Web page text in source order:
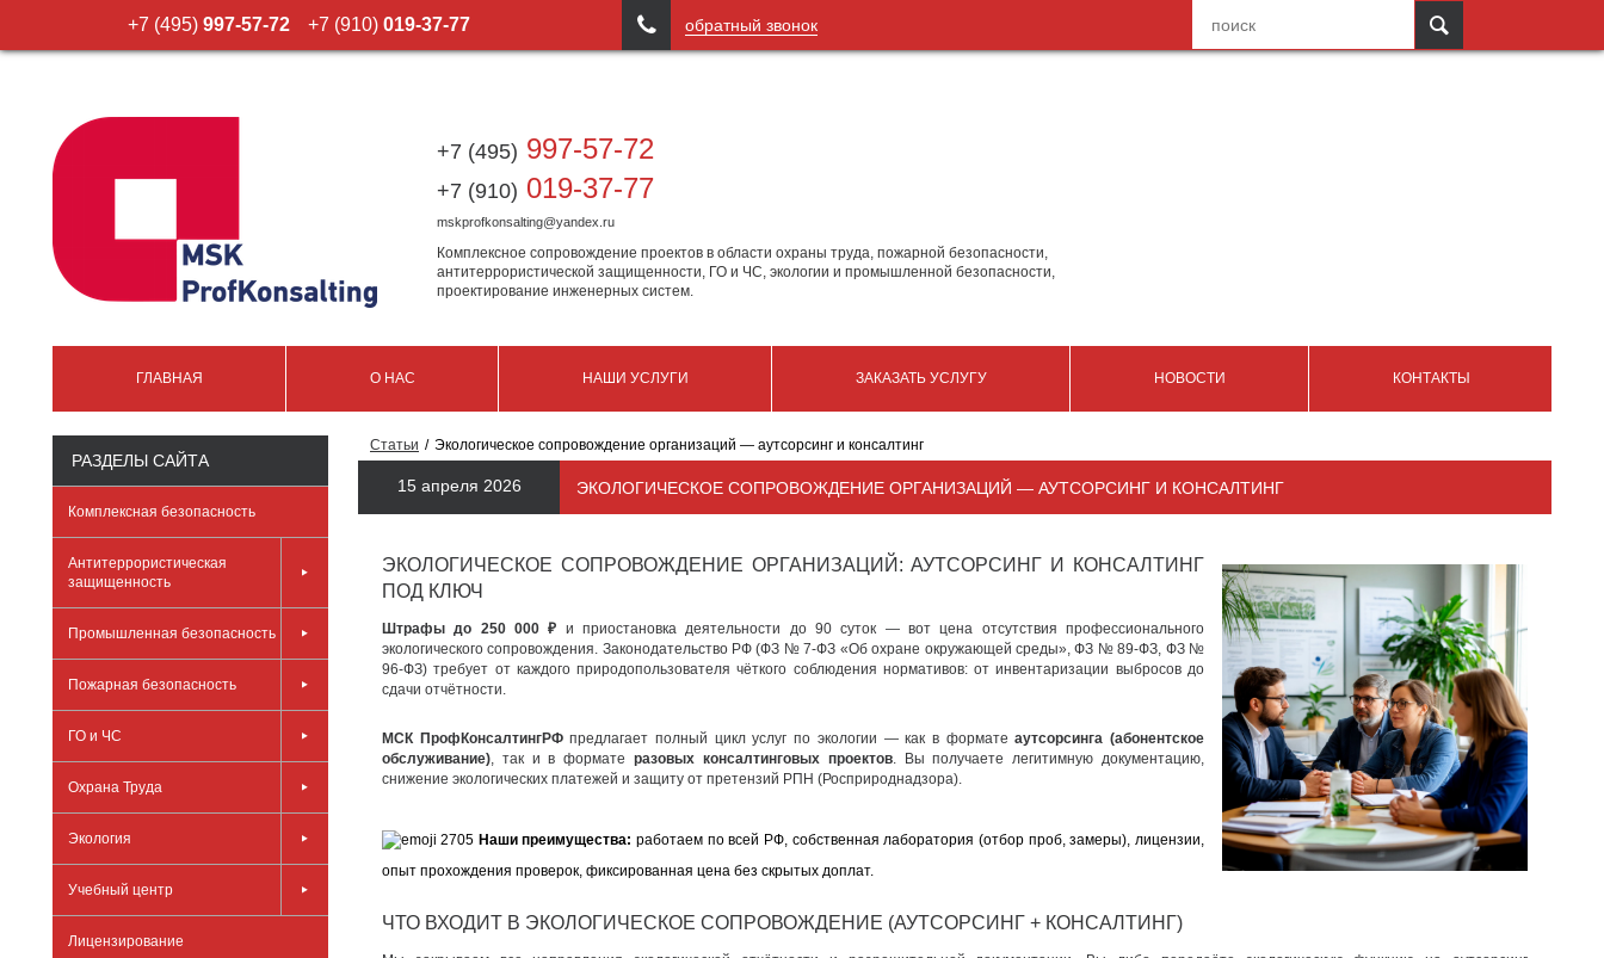
+7 (495) 997-57-72 +7 (910) 019-37-77  обратный звонок
+7 (495) 997-57-72
+7 (910) 019-37-77
mskprofkonsalting@yandex.ru
Комплексное сопровождение проектов в области охраны труда, пожарной безопасности,
антитеррористической защищенности, ГО и ЧС, экологии и промышленной безопасности,
проектирование инженерных систем.
ГЛАВНАЯ О НАС НАШИ УСЛУГИ ЗАКАЗАТЬ УСЛУГУ НОВОСТИ КОНТАКТЫ
РАЗДЕЛЫ САЙТА
Комплексная безопасность
Антитеррористическая
защищенность
Промышленная безопасность
Пожарная безопасность
ГО и ЧС
Охрана Труда
Экология
Учебный центр
Лицензирование
Статьи Экологическое сопровождение организаций — аутсорсинг и консалтинг
15 апреля 2026 ЭКОЛОГИЧЕСКОЕ СОПРОВОЖДЕНИЕ ОРГАНИЗАЦИЙ — АУТСОРСИНГ И КОНСАЛТИНГ
ЭКОЛОГИЧЕСКОЕ СОПРОВОЖДЕНИЕ ОРГАНИЗАЦИЙ: АУТСОРСИНГ И КОНСАЛТИНГ
ПОД КЛЮЧ
Штрафы до 250 000 ₽ и приостановка деятельности до 90 суток — вот цена отсутствия профессионального
экологического сопровождения. Законодательство РФ (ФЗ № 7-ФЗ «Об охране окружающей среды», ФЗ № 89-ФЗ, ФЗ №
96-ФЗ) требует от каждого природопользователя чёткого соблюдения нормативов: от инвентаризации выбросов до
сдачи отчётности.
МСК ПрофКонсалтингРФ предлагает полный цикл услуг по экологии — как в формате аутсорсинга (абонентское
обслуживание), так и в формате разовых консалтинговых проектов. Вы получаете легитимную документацию,
снижение экологических платежей и защиту от претензий РПН (Росприроднадзора).
Наши преимущества: работаем по всей РФ, собственная лаборатория (отбор проб, замеры), лицензии,
опыт прохождения проверок, фиксированная цена без скрытых доплат.
ЧТО ВХОДИТ В ЭКОЛОГИЧЕСКОЕ СОПРОВОЖДЕНИЕ (АУТСОРСИНГ + КОНСАЛТИНГ)